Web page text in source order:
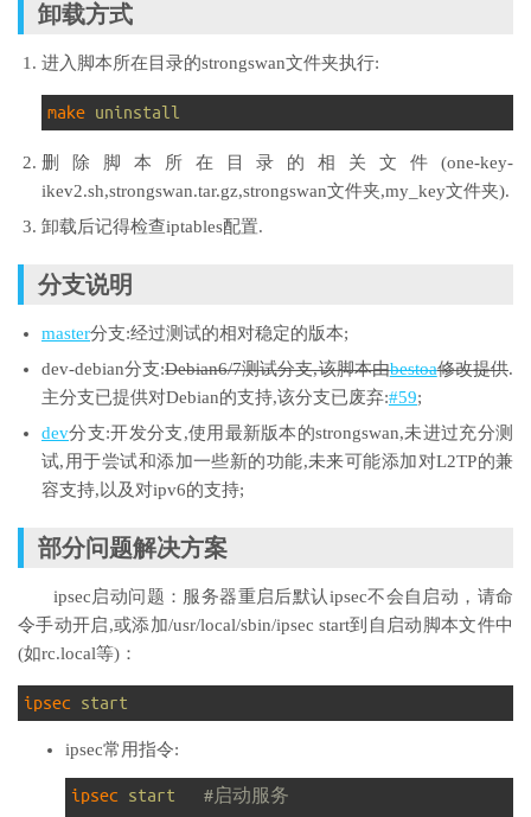
卸载方式
进入脚本所在目录的strongswan文件夹执行:
make uninstall
删除脚本所在目录的相关文件(one-key-
ikev2.sh,strongswan.tar.gz,strongswan文件夹,my_key文件夹).
卸载后记得检查iptables配置.
分支说明
master分支:经过测试的相对稳定的版本;
dev-debian分支:Debian6/7测试分支,该脚本由bestoa修改提供.
主分支已提供对Debian的支持,该分支已废弃:#59;
dev分支:开发分支,使用最新版本的strongswan,未进过充分测
试,用于尝试和添加一些新的功能,未来可能添加对L2TP的兼
容支持,以及对ipv6的支持;
部分问题解决方案
ipsec启动问题：服务器重启后默认ipsec不会自启动，请命
令手动开启,或添加/usr/local/sbin/ipsec start到自启动脚本文件中
(如rc.local等)：
ipsec start
ipsec常用指令:
ipsec start
#启动服务